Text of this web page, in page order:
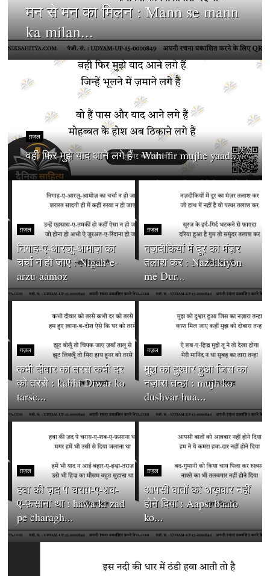
मन से मन का मिलन : Mann se mann
ka milan...
ग़ज़ल
वही फिर मुझे याद आने लगे हैं : Wahi fir mujhe yaad...
ग़ज़ल
निगाह-ए-आरज़ू-आमोज़ का
चर्चा न हो जाए : Nigah-e-
arzu-aamoz
ग़ज़ल
नज़दीकियों में दूर का मंज़र
तलाश कर : Nazdikiyon
me Dur...
ग़ज़ल
कभी दीवार को तरसे कभी दर
को तरसे : kabhi Diwar ko
tarse...
ग़ज़ल
मुझ को दुश्वार हुआ जिस का
नज़ारा तन्हा : mujh ko
dushvar hua...
ग़ज़ल
हवा की ज़द पे चराग़-ए-शब-
ए-फ़साना था : hawa ki zad
pe charagh...
ग़ज़ल
आपसी बातों को अख़बार नहीं
होने दिया : Aapsi baato
ko...